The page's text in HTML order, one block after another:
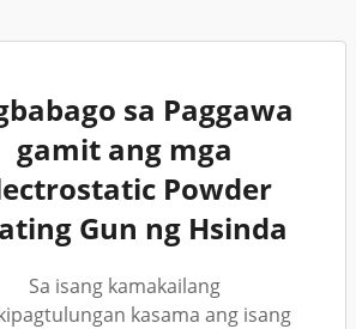
sa Paggawa
gamit ang mga
Powder
Gun ng Hsinda
Sa isang kamakailang
kasama ang isang